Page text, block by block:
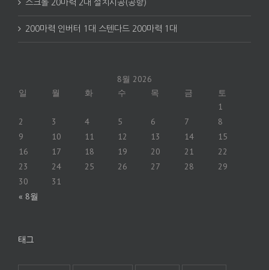
스크롤 20마력 2대 설치시공(공항)
200마력 인버터 1대 스텐다드 200마력 1대
8월 2026
일 월 화 수 목 금 토
« 8월
1
2
3 4 5 6 7
8
9
10 11 12 13 14
15
16
17 18 19 20 21
22
23
24 25 26 27 28
29
30
31
태그